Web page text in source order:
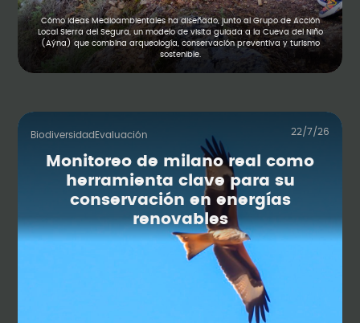
Cómo Ideas Medioambientales ha diseñado, junto al Grupo de Acción
Local Sierra del Segura, un modelo de visita guiada a la Cueva del Niño
(Aýna) que combina arqueología, conservación preventiva y turismo
sostenible.
Biodiversidad Evaluación 22/7/26
Monitoreo de milano real como
herramienta clave para su
conservación en energías
renovablesSoluciones por
tipos de
proyectos